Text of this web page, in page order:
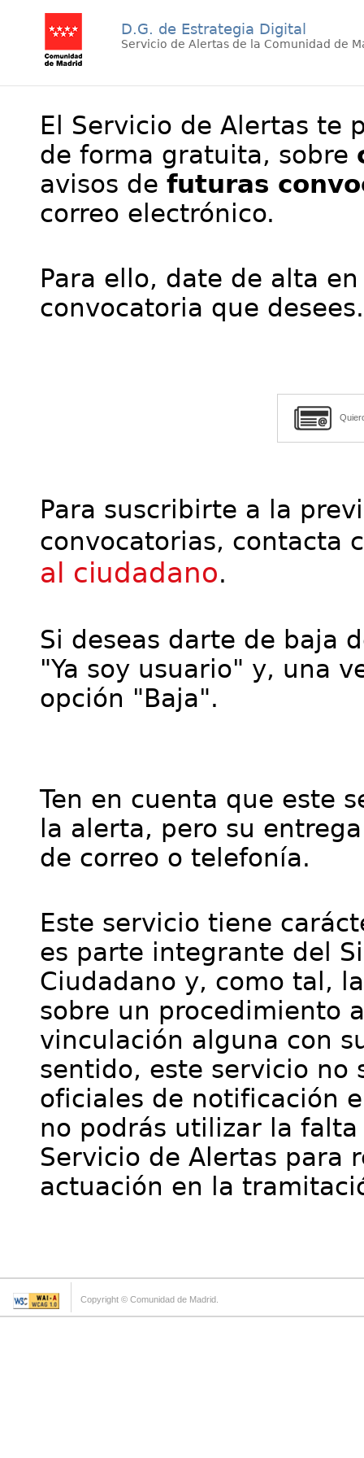
D.G. de Estrategia Digital
Servicio de Alertas de la Comunidad de
El Servicio de Alertas te
de forma gratuita, sobre
avisos de futuras
correo electrónico.
Para ello, date de alta
convocatoria que desees.
Para suscribirte a la
convocatorias, contacta
al ciudadano.
Si deseas darte de baja
"Ya soy usuario" y, una
opción "Baja".
Ten en cuenta que este
la alerta, pero su
de correo o telefonía.
Este servicio tiene
es parte integrante del
Ciudadano y, como tal,
sobre un procedimiento
vinculación alguna con
sentido, este servicio no
oficiales de notificación
no podrás utilizar la
Servicio de Alertas para
actuación en la
Copyright © Comunidad de Madrid.